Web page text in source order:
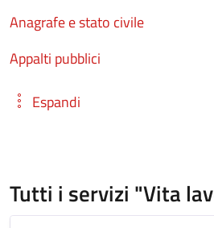
Anagrafe e stato civile
Appalti pubblici
Espandi
Tutti i servizi "Vita